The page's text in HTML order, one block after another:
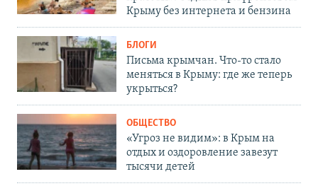
Крыму без интернета и бензина
БЛОГИ
Письма крымчан. Что-то стало
меняться в Крыму: где же теперь
укрыться?
ОБЩЕСТВО
«Угроз не видим»: в Крым на
отдых и оздоровление завезут
тысячи детей